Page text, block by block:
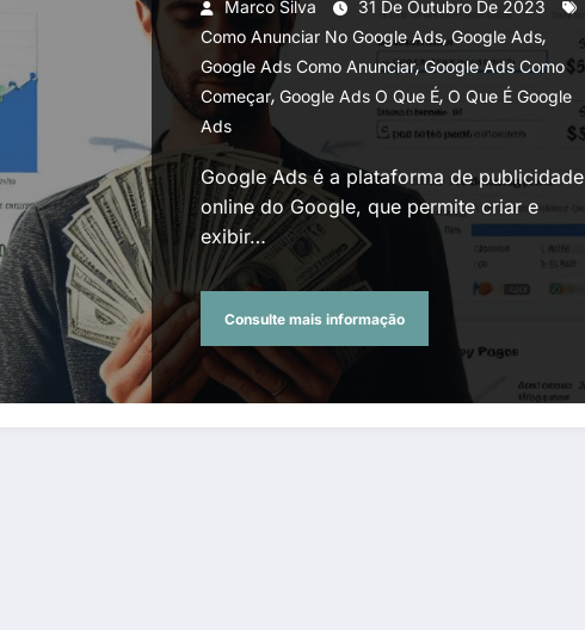
Marco Silva
31 De Outubro De 2023
Como Anunciar No Google Ads,Google Ads,
Google Ads Como Anunciar,Google Ads Como
Começar, Google Ads O Que É, O Que É Google
Ads
Google Ads é a plataforma de publicidade
online do Google, que permite criar e
exibir…
Consulte mais informação